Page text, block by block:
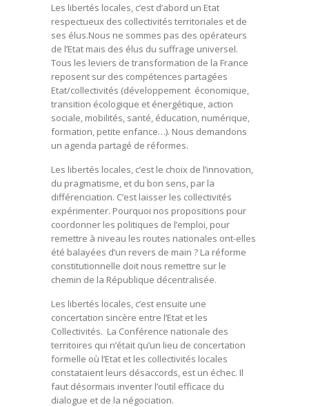
Les libertés locales, c’est d’abord un Etat
respectueux des collectivités territoriales et de
ses élus.Nous ne sommes pas des opérateurs
de l’Etat mais des élus du suffrage universel.
Tous les leviers de transformation de la France
reposent sur des compétences partagées
Etat/collectivités (développement économique,
transition écologique et énergétique, action
sociale, mobilités, santé, éducation, numérique,
formation, petite enfance…). Nous demandons
un agenda partagé de réformes.
Les libertés locales, c’est le choix de l’innovation,
du pragmatisme, et du bon sens, par la
différenciation. C’est laisser les collectivités
expérimenter. Pourquoi nos propositions pour
coordonner les politiques de l’emploi, pour
remettre à niveau les routes nationales ont-elles
été balayées d’un revers de main ? La réforme
constitutionnelle doit nous remettre sur le
chemin de la République décentralisée.
Les libertés locales, c’est ensuite une
concertation sincère entre l’Etat et les
Collectivités. La Conférence nationale des
territoires qui n’était qu’un lieu de concertation
formelle où l’Etat et les collectivités locales
constataient leurs désaccords, est un échec. Il
faut désormais inventer l’outil efficace du
dialogue et de la négociation.